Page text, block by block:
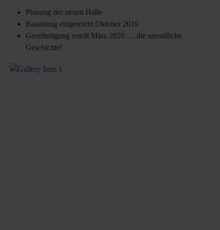
Planung der neuen Halle
Bauantrag eingereicht Oktober 2019
Genehmigung erteilt März 2020 … die unendliche
Geschichte!